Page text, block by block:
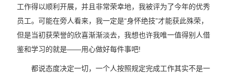
工作得以顺利开展，并且非常荣幸地，我被评为了今年的优秀
员工。可能在旁人看来，我一定是“身怀绝技”才能获此殊荣，
但是当初获荣誉的欣喜渐渐淡去，我想也许我唯一值得别人借
鉴和学习的就是——用心做好每件事吧!
都说态度决定一切，一个人按照规定完成工作其实不是一